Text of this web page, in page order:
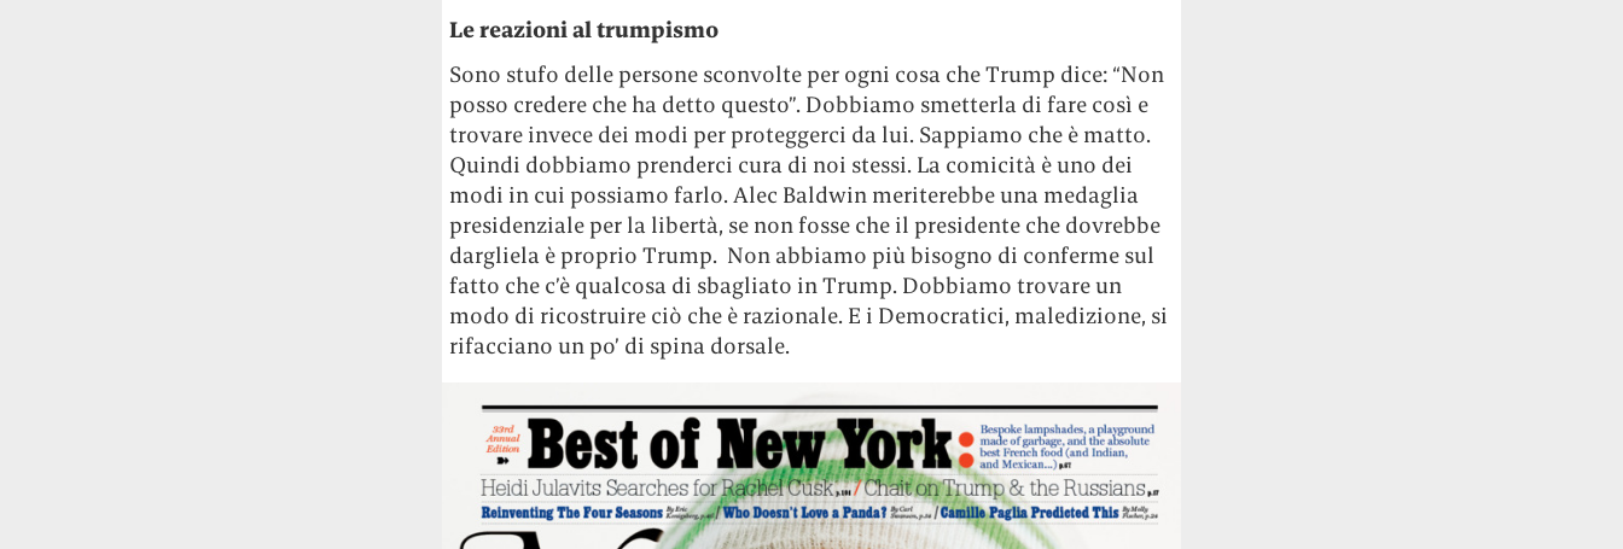
Le reazioni al trumpismo
Sono stufo delle persone sconvolte per ogni cosa che Trump dice: “Non
posso credere che ha detto questo”. Dobbiamo smetterla di fare così e
trovare invece dei modi per proteggerci da lui. Sappiamo che è matto.
Quindi dobbiamo prenderci cura di noi stessi. La comicità è uno dei
modi in cui possiamo farlo. Alec Baldwin meriterebbe una medaglia
presidenziale per la libertà, se non fosse che il presidente che dovrebbe
dargliela è proprio Trump. Non abbiamo più bisogno di conferme sul
fatto che c’è qualcosa di sbagliato in Trump. Dobbiamo trovare un
modo di ricostruire ciò che è razionale. E i Democratici, maledizione, si
rifacciano un po’ di spina dorsale.